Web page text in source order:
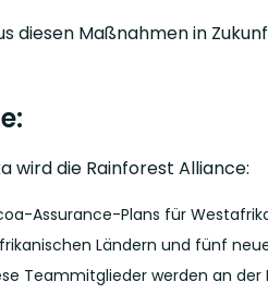
diesen Maßnahmen in
wird die Rainforest Alliance:
Assurance-Plans für
Ländern und fünf
Teammitglieder werden an